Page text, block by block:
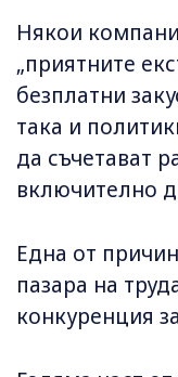
Някои
„приятните
безплатни
така и
да съчетават
включително
Една от
пазара на
конкуренция